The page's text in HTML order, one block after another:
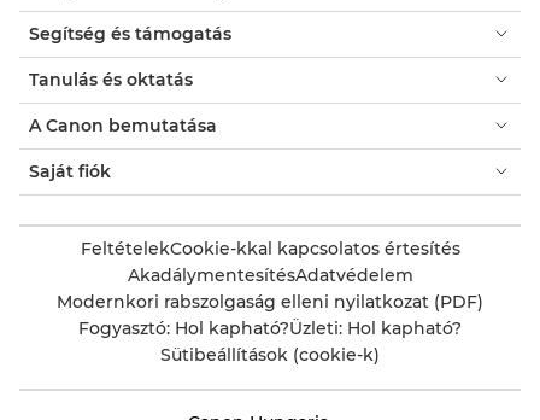
Segítség és támogatás
Tanulás és oktatás
A Canon bemutatása
Saját fiók
FeltételekCookie-kkal kapcsolatos értesítés
AkadálymentesítésAdatvédelem
Modernkori rabszolgaság elleni nyilatkozat (PDF)
Fogyasztó: Hol kapható?Üzleti: Hol kapható?
Sütibeállítások (cookie-k)